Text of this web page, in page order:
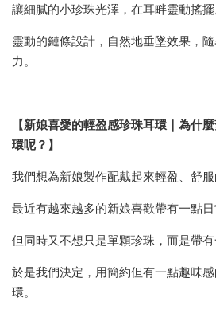
讓細膩的小珍珠光澤，在耳畔靈動搖擺
靈動的鏈條設計，自然地垂墜效果，
力。
【新娘喜愛的輕盈感珍珠耳環｜為什
環呢？】
我們想為新娘製作配戴起來輕盈、舒服
最近有越來越多的新娘喜歡帶有一點日
但同時又不想只是單顆珍珠，而是帶有
於是我們決定，用簡約但有一點趣味
環。